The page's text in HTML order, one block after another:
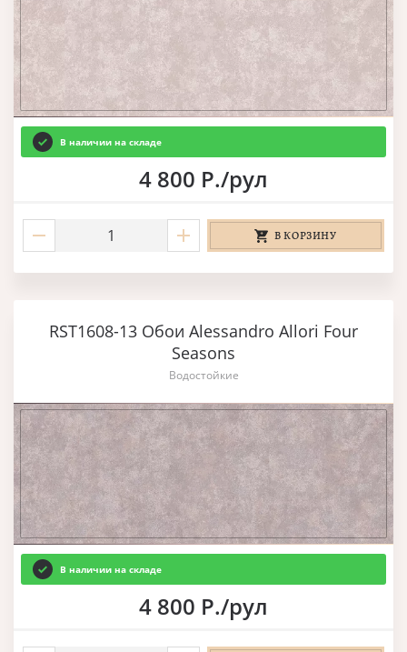
В наличии на складе
4 800 Р./рул
В КОРЗИНУ
RST1608-13 Обои Alessandro Allori Four
Seasons
Водостойкие
В наличии на складе
4 800 Р./рул